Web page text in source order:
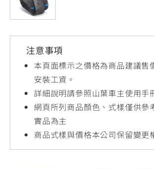
YZF-R15
150
MT-
251~549
MT-
150
AUGUR
150
150
RS NEO
125
注意事項
本頁面標示之價格為商品建議售
安裝工資。
詳細說明請參照山葉車主使用手
網頁所列商品顏色、式樣僅供參
實品為主
商品式樣與價格本公司保留變更